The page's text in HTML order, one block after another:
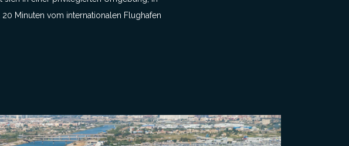
Minuten vom internationalen Flughafen